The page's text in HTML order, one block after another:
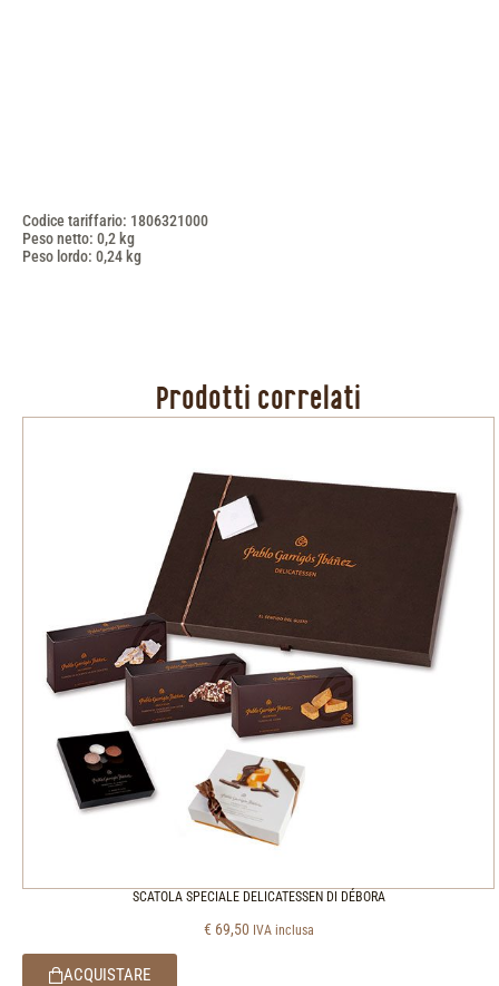
Codice tariffario: 1806321000
Peso netto: 0,2 kg
Peso lordo: 0,24 kg
Prodotti correlati
SCATOLA SPECIALE DELICATESSEN DI DÉBORA
€ 69,50 IVA inclusa
ACQUISTARE